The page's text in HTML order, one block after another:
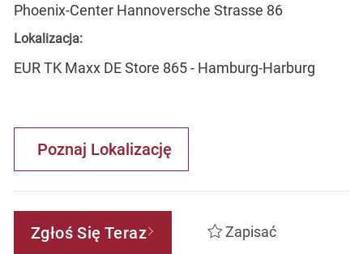
Phoenix-Center Hannoversche Strasse 86
Lokalizacja:
EUR TK Maxx DE Store 865 - Hamburg-Harburg
Poznaj Lokalizację
Zgłoś Się Teraz Zapisać